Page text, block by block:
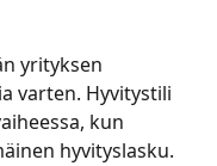
yrityksen
varten. Hyvitystili
kun
hyvityslasku.